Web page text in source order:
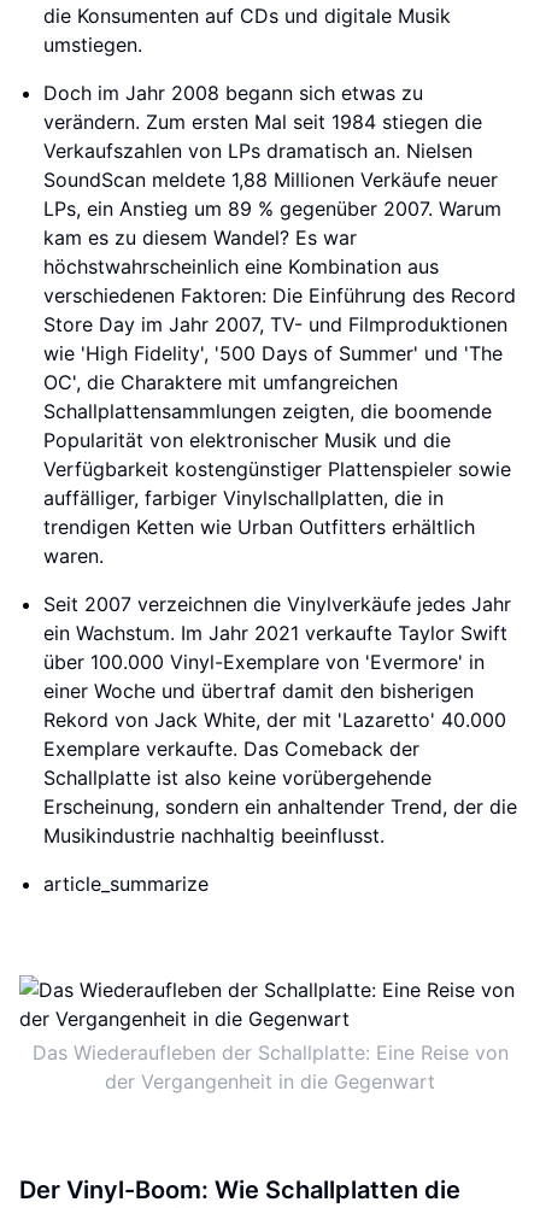
die Konsumenten auf CDs und digitale Musik
umstiegen.
Doch im Jahr 2008 begann sich etwas zu
verändern. Zum ersten Mal seit 1984 stiegen die
Verkaufszahlen von LPs dramatisch an. Nielsen
SoundScan meldete 1,88 Millionen Verkäufe neuer
LPs, ein Anstieg um 89 % gegenüber 2007. Warum
kam es zu diesem Wandel? Es war
höchstwahrscheinlich eine Kombination aus
verschiedenen Faktoren: Die Einführung des Record
Store Day im Jahr 2007, TV- und Filmproduktionen
wie 'High Fidelity', '500 Days of Summer' und 'The
OC', die Charaktere mit umfangreichen
Schallplattensammlungen zeigten, die boomende
Popularität von elektronischer Musik und die
Verfügbarkeit kostengünstiger Plattenspieler sowie
auffälliger, farbiger Vinylschallplatten, die in
trendigen Ketten wie Urban Outfitters erhältlich
waren.
Seit 2007 verzeichnen die Vinylverkäufe jedes Jahr
ein Wachstum. Im Jahr 2021 verkaufte Taylor Swift
über 100.000 Vinyl-Exemplare von 'Evermore' in
einer Woche und übertraf damit den bisherigen
Rekord von Jack White, der mit 'Lazaretto' 40.000
Exemplare verkaufte. Das Comeback der
Schallplatte ist also keine vorübergehende
Erscheinung, sondern ein anhaltender Trend, der die
Musikindustrie nachhaltig beeinflusst.
article_summarize
Das Wiederaufleben der Schallplatte: Eine Reise von
der Vergangenheit in die Gegenwart
Der Vinyl-Boom: Wie Schallplatten die